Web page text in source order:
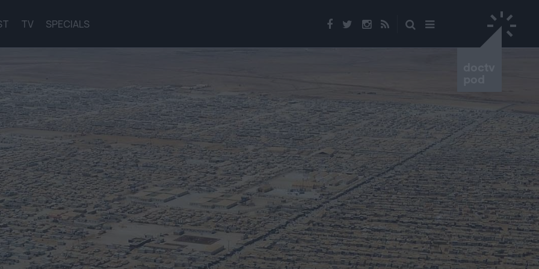
TV SPECIALS